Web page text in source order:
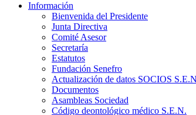
Información
Bienvenida del Presidente
Junta Directiva
Comité Asesor
Secretaría
Estatutos
Fundación Senefro
Actualización de datos SOCIOS
Documentos
Asambleas Sociedad
Código deontológico médico S.E.N.